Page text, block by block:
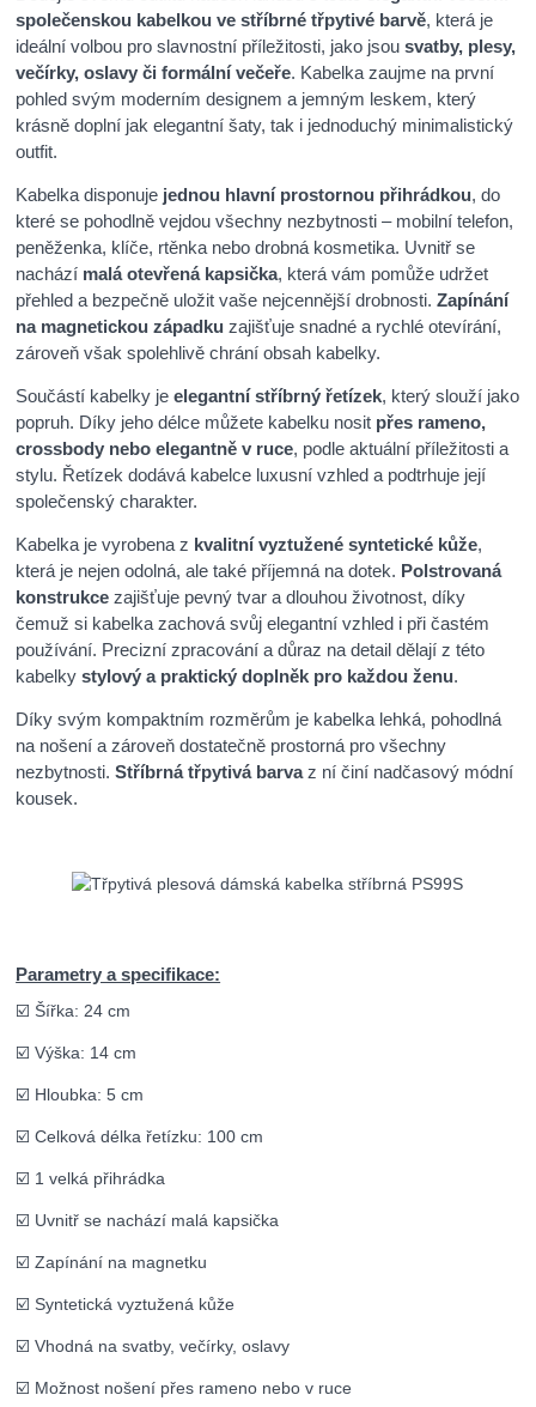
společenskou kabelkou ve stříbrné třpytivé barvě, která je
ideální volbou pro slavnostní příležitosti, jako jsousvatby, plesy,
večírky, oslavy či formální večeře. Kabelka zaujme na první
pohled svým moderním designem a jemným leskem, který
krásně doplní jak elegantní šaty, tak i jednoduchý minimalistický
outfit.
Kabelka disponuje jednou hlavní prostornou přihrádkou, do
které se pohodlně vejdou všechny nezbytnosti – mobilní telefon,
peněženka, klíče, rtěnka nebo drobná kosmetika. Uvnitř se
nachází malá otevřená kapsička, která vám pomůže udržet
přehled a bezpečně uložit vaše nejcennější drobnosti.Zapínání
na magnetickou západku zajišťuje snadné a rychlé otevírání,
zároveň však spolehlivě chrání obsah kabelky.
Součástí kabelky jeelegantní stříbrný řetízek, který slouží jako
popruh. Díky jeho délce můžete kabelku nosit přes rameno,
crossbody nebo elegantně v ruce, podle aktuální příležitosti a
stylu. Řetízek dodává kabelce luxusní vzhled a podtrhuje její
společenský charakter.
Kabelka je vyrobena z kvalitní vyztužené syntetické kůže,
která je nejen odolná, ale také příjemná na dotek. Polstrovaná
konstrukce zajišťuje pevný tvar a dlouhou životnost, díky
čemuž si kabelka zachová svůj elegantní vzhled i při častém
používání. Precizní zpracování a důraz na detail dělají z této
kabelkystylový a praktický doplněk pro každou ženu.
Díky svým kompaktním rozměrům je kabelka lehká, pohodlná
na nošení a zároveň dostatečně prostorná pro všechny
nezbytnosti.Stříbrná třpytivá barvaz ní činí nadčasový módní
kousek.
Parametry a specifikace:
☑️ Šířka: 24 cm
☑️ Výška: 14 cm
☑️ Hloubka: 5 cm
☑️ Celková délka řetízku: 100 cm
☑️ 1 velká přihrádka
☑️ Uvnitř se nachází malá kapsička
☑️ Zapínání na magnetku
☑️ Syntetická vyztužená kůže
☑️ Vhodná na svatby, večírky, oslavy
☑️ Možnost nošení přes rameno nebo v ruce